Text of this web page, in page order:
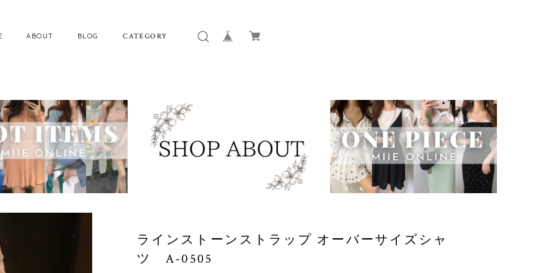
ABOUT BLOG CATEGORY
ラインストーンストラップ オーバーサイズシャ
ツ A-0505